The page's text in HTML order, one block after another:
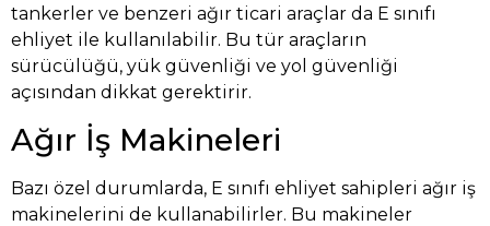
tankerler ve benzeri ağır ticari araçlar da E sınıfı
ehliyet ile kullanılabilir. Bu tür araçların
sürücülüğü, yük güvenliği ve yol güvenliği
açısından dikkat gerektirir.
Ağır İş Makineleri
Bazı özel durumlarda, E sınıfı ehliyet sahipleri ağır iş
makinelerini de kullanabilirler. Bu makineler